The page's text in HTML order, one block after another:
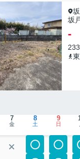
坂
-
7
金
8
土
9
日